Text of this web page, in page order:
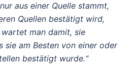
aus einer Quelle stammt,
Quellen bestätigt wird,
man damit, sie
sie am Besten von einer oder
bestätigt wurde.“